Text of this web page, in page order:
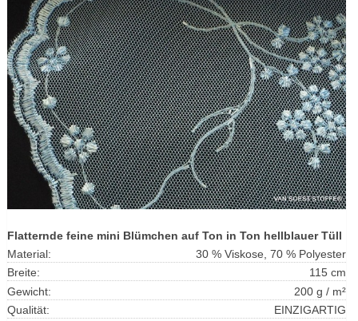
Flatternde feine mini Blümchen auf Ton in Ton hellblauer Tüll
Material:
30 % Viskose, 70 % Polyester
Breite:
115 cm
Gewicht:
200 g / m²
Qualität:
EINZIGARTIG